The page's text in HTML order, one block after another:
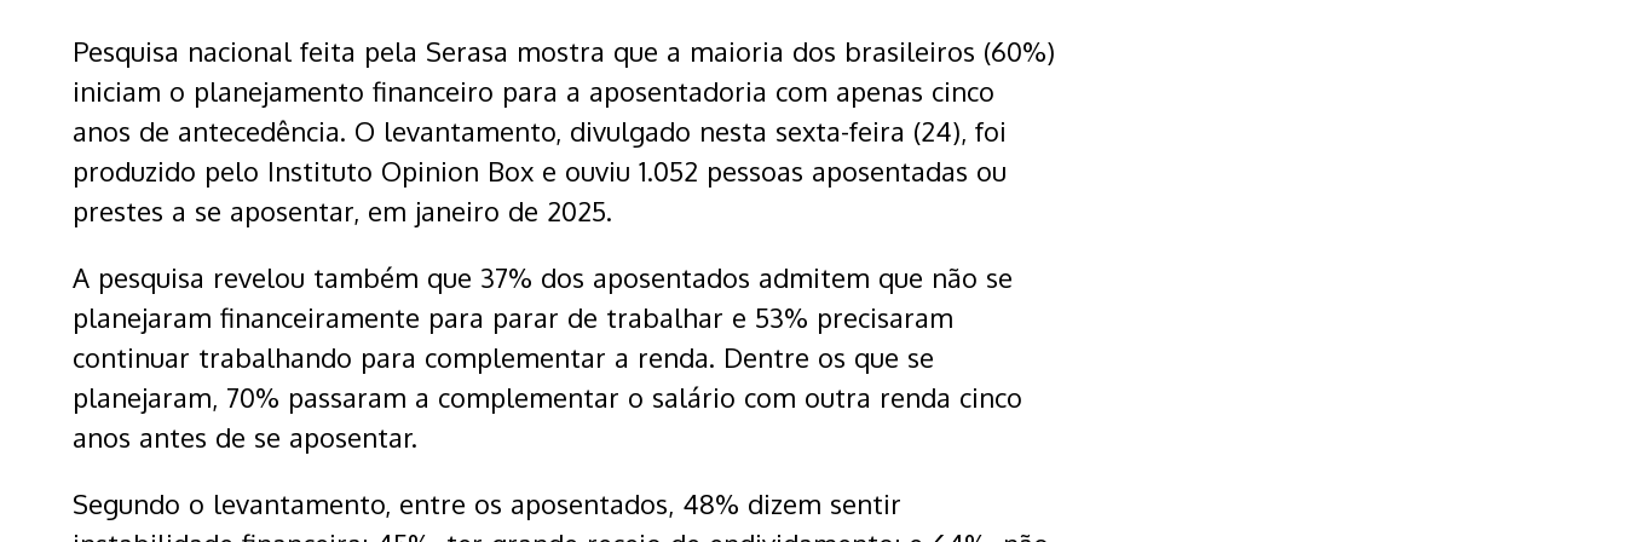
Pesquisa nacional feita pela Serasa mostra que a maioria dos brasileiros (60%)
iniciam o planejamento financeiro para a aposentadoria com apenas cinco
anos de antecedência. O levantamento, divulgado nesta sexta-feira (24), foi
produzido pelo Instituto Opinion Box e ouviu 1.052 pessoas aposentadas ou
prestes a se aposentar, em janeiro de 2025.
A pesquisa revelou também que 37% dos aposentados admitem que não se
planejaram financeiramente para parar de trabalhar e 53% precisaram
continuar trabalhando para complementar a renda. Dentre os que se
planejaram, 70% passaram a complementar o salário com outra renda cinco
anos antes de se aposentar.
Segundo o levantamento, entre os aposentados, 48% dizem sentir